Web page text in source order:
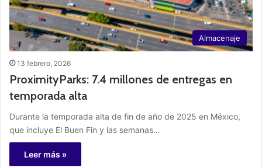
Almacenaje
13 febrero, 2026
ProximityParks: 7.4 millones de entregas en
temporada alta
Durante la temporada alta de fin de año de 2025 en México,
que incluye El Buen Fin y las semanas…
Leer más »